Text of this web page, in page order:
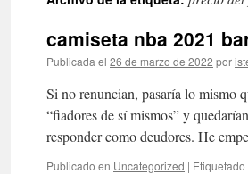
contenido
camiseta nba 2021
Publicada el 26 de marzo de 2022 por
Si no renuncian, pasaría lo mismo
“fiadores de sí mismos” y
responder como deudores. He
Publicado en Uncategorized | Etiquetado